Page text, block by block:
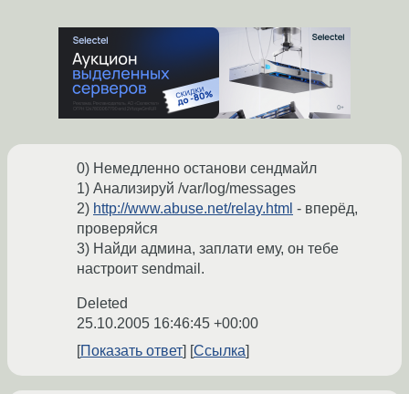
0) Немедленно останови сендмайл
1) Анализируй /var/log/messages
2) http://www.abuse.net/relay.html - вперёд,
проверяйся
3) Найди админа, заплати ему, он тебе
настроит sendmail.
Deleted
25.10.2005 16:46:45 +00:00
Показать ответ
Ссылка